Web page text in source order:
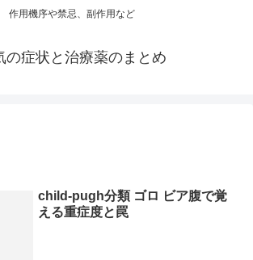
作用機序や禁忌、副作用など
の症状と治療薬のまとめ
child-pugh分類 ゴロ ビア腹で覚
える重症度と罠